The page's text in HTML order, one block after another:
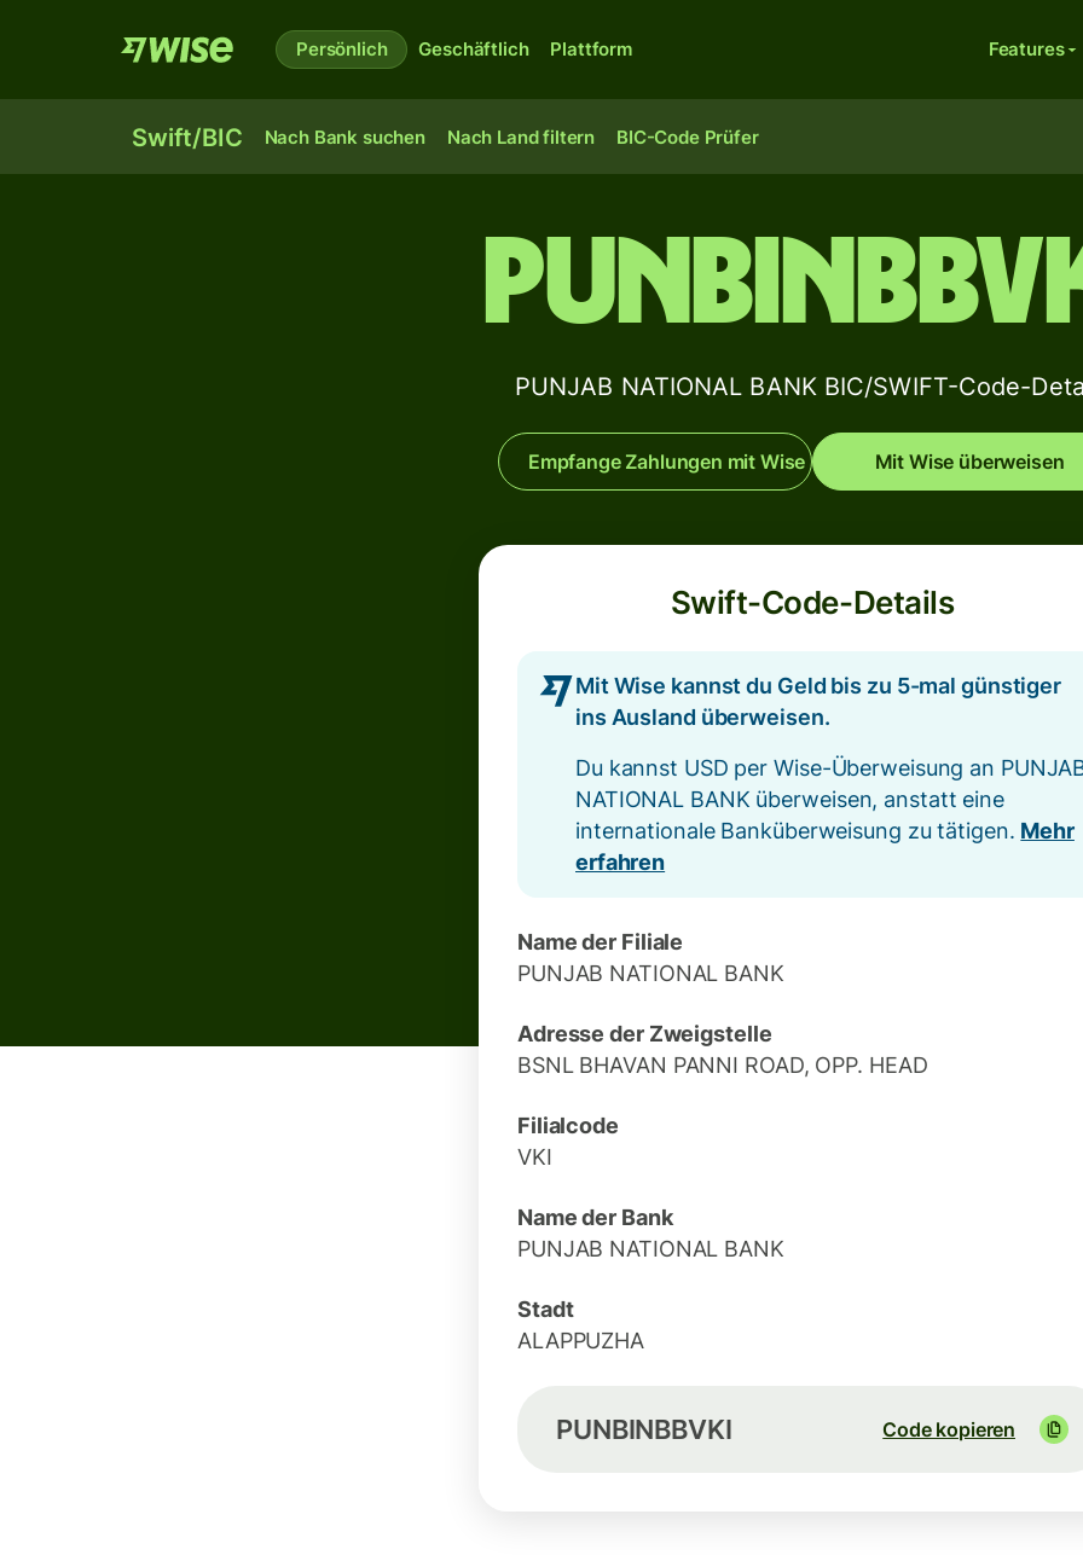
Persönlich Geschäftlich Plattform Features
Swift/BIC Nach Bank suchen Nach Land filtern BIC-Code Prüfer
PUNJAB NATIONAL BANK BIC/SWIFT-Code-
Empfange Zahlungen mit Wise Mit Wise überweisen
Swift-Code-Details
Mit Wise kannst du Geld bis zu 5-mal günstiger
ins Ausland überweisen.
Du kannst USD per Wise-Überweisung an
NATIONAL BANK überweisen, anstatt eine
internationale Banküberweisung zu tätigen. Mehr
erfahren
Name der Filiale
PUNJAB NATIONAL BANK
Adresse der Zweigstelle
BSNL BHAVAN PANNI ROAD, OPP. HEAD
Filialcode
VKI
Name der Bank
PUNJAB NATIONAL BANK
Stadt
ALAPPUZHA
PUNBINBBVKI Code kopieren